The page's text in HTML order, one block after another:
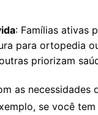
: Famílias ativas
para ortopedia
priorizam
as necessidades
se você